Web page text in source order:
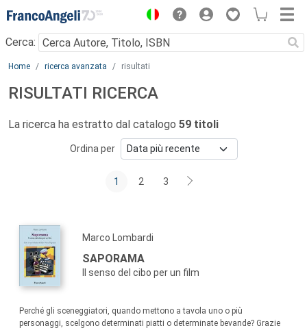
Menu
Cerca:
Main content
Home ricerca avanzata risultati
RISULTATI RICERCA
La ricerca ha estratto dal catalogo 59 titoli
Ordina per
1 2 3
Marco Lombardi
SAPORAMA
Il senso del cibo per un film
Perché gli sceneggiatori, quando mettono a tavola uno o più
personaggi, scelgono determinati piatti o determinate bevande? Grazie